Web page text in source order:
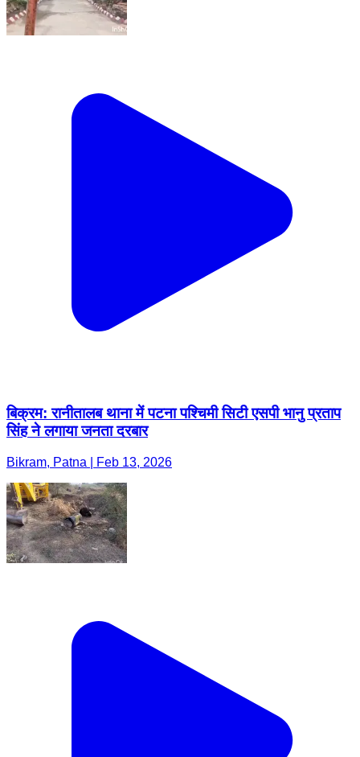
बिक्रम: रानीतालब थाना में पटना पश्चिमी सिटी एसपी भानु प्रताप
सिंह ने लगाया जनता दरबार
Bikram, Patna | Feb 13, 2026